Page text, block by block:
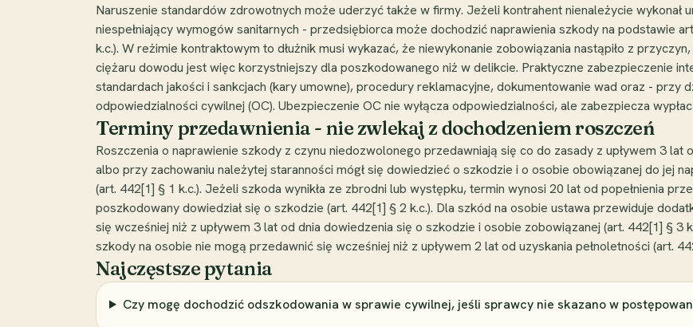
Naruszenie standardów zdrowotnych może uderzyć także w firmy. Jeżeli kontrahent nienależycie wykonał
niespełniający wymogów sanitarnych - przedsiębiorca może dochodzić naprawienia szkody na podstawie
k.c.). W reżimie kontraktowym to dłużnik musi wykazać, że niewykonanie zobowiązania nastąpiło z
ciężaru dowodu jest więc korzystniejszy dla poszkodowanego niż w delikcie. Praktyczne zabezpieczenie
standardach jakości i sankcjach (kary umowne), procedury reklamacyjne, dokumentowanie wad oraz - przy
odpowiedzialności cywilnej (OC). Ubezpieczenie OC nie wyłącza odpowiedzialności, ale zabezpiecza
Terminy przedawnienia - nie zwlekaj z dochodzeniem roszczeń
Roszczenia o naprawienie szkody z czynu niedozwolonego przedawniają się co do zasady z upływem 3 lat
albo przy zachowaniu należytej staranności mógł się dowiedzieć o szkodzie i o osobie obowiązanej do jej
(art. 442[1] § 1 k.c.). Jeżeli szkoda wynikła ze zbrodni lub występku, termin wynosi 20 lat od popełnienia
poszkodowany dowiedział się o szkodzie (art. 442[1] § 2 k.c.). Dla szkód na osobie ustawa przewiduje
się wcześniej niż z upływem 3 lat od dnia dowiedzenia się o szkodzie i osobie zobowiązanej (art. 442[1] § 3
szkody na osobie nie mogą przedawnić się wcześniej niż z upływem 2 lat od uzyskania pełnoletności (art.
Najczęstsze pytania
Czy mogę dochodzić odszkodowania w sprawie cywilnej, jeśli sprawcy nie skazano w